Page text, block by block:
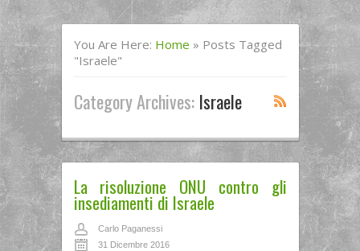
You Are Here: Home » Posts Tagged
"israele"
Category Archives: Israele
La risoluzione ONU contro gli
insediamenti di Israele
Carlo Paganessi
31 Dicembre 2016